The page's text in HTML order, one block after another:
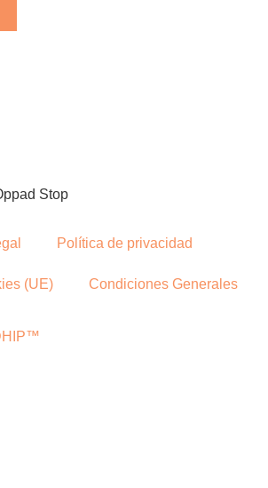
Stop
Política de privacidad
(UE) Condiciones Generales